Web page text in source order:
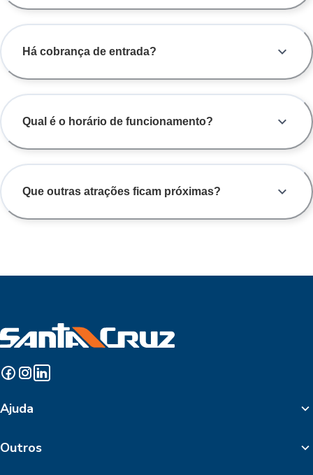
Há cobrança de entrada?
Qual é o horário de funcionamento?
Que outras atrações ficam próximas?
Ajuda
Outros